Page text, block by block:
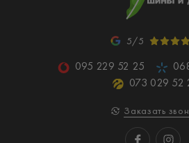
5/5
095 229 52 25
073 029 52
Заказать